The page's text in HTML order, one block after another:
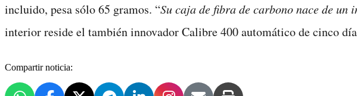
incluido, pesa sólo 65 gramos. “Su caja de fibra de carbono nace de
interior reside el también innovador Calibre 400 automático de cinco
Compartir noticia: